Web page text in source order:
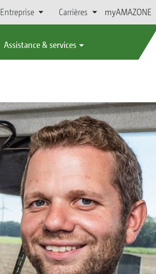
Entreprise Carrières myAMAZONE
Assistance & services